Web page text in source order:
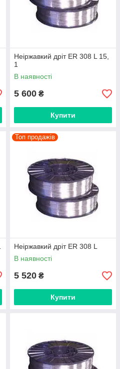
Неіржавкий дріт ER 308 L 15,
1
В наявності
5 600 ₴
Купити
Топ продажів
Неіржавкий дріт ER 308 L
В наявності
5 520 ₴
Купити